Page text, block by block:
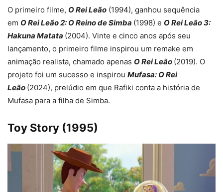
O primeiro filme, O Rei Leão (1994), ganhou sequência
em O Rei Leão 2: O Reino de Simba (1998) e O Rei Leão 3:
Hakuna Matata (2004). Vinte e cinco anos após seu
lançamento, o primeiro filme inspirou um remake em
animação realista, chamado apenas O Rei Leão (2019). O
projeto foi um sucesso e inspirou Mufasa: O Rei
Leão (2024), prelúdio em que Rafiki conta a história de
Mufasa para a filha de Simba.
Toy Story (1995)